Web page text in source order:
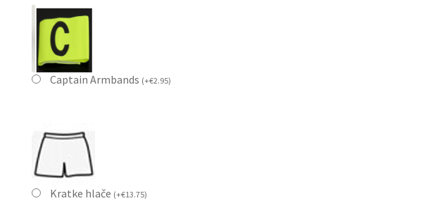
Captain Armbands (+€2.95)
Kratke hlače (+€13.75)